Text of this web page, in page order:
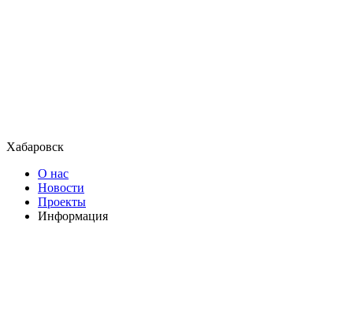
Хабаровск
О нас
Новости
Проекты
Информация